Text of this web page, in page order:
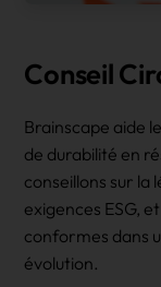
Conseil
Brainscape aide
de durabilité en
conseillons sur la
exigences ESG,
conformes dans
évolution.